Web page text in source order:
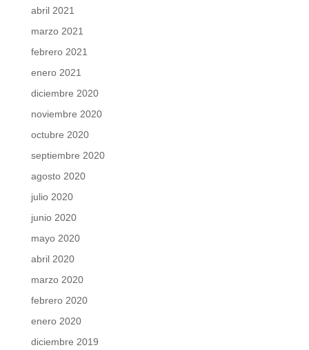
abril 2021
marzo 2021
febrero 2021
enero 2021
diciembre 2020
noviembre 2020
octubre 2020
septiembre 2020
agosto 2020
julio 2020
junio 2020
mayo 2020
abril 2020
marzo 2020
febrero 2020
enero 2020
diciembre 2019